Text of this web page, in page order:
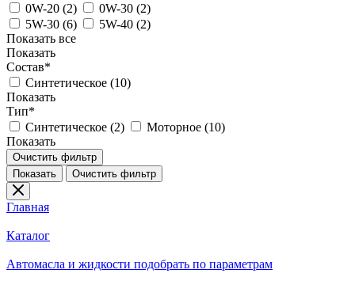
0W-20 (2) 0W-30 (2)
5W-30 (6) 5W-40 (2)
Показать все
Показать
Состав*
Синтетическое (10)
Показать
Тип*
Синтетическое (2) Моторное (10)
Показать
Очистить фильтр
Показать
Очистить фильтр
Главная
Каталог
Автомасла и жидкости подобрать по параметрам